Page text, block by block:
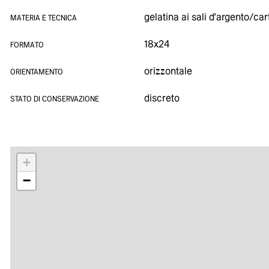
MATERIA E TECNICA gelatina ai sali d'argento/
FORMATO 18x24
ORIENTAMENTO orizzontale
STATO DI CONSERVAZIONE discreto
+
−